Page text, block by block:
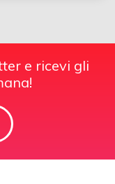
e ricevi gli